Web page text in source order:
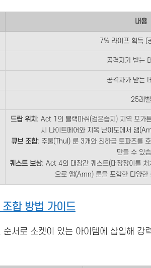
내용
7% 라이프 획득 (
공격자가 받는
공격자가 받는
25레벨
드랍 위치 : Act 1의 블랙마쉬(검은습지) 지역 포가
시 나이트메어와 지옥 난이도에서 앰
큐브 조합: 주울(Thul) 룬 3개와 최하급 토파즈를
만들 수 있
퀘스트 보상: Act 4의 대장간 퀘스트(대장장이를
으로 앰(Amn) 룬을 포함한 다양한
합 방법 가이드
서로 소켓이 있는 아이템에 삽입해 강